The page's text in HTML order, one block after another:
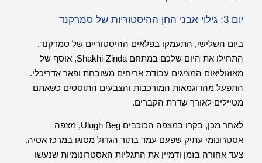
יום 3: גילוי אבני החן ההיסטוריות של סמרקנד
ביום השלישי, התעמקו בפלאים ההיסטוריים של סמרקנד.
התחילו את היום שלכם במתחם Shakhi-Zinda, אוסף של
מאוזוליאום המציגים עבודת אריחים משובחת ופאר אדריכלי.
התפעל מהדוגמאות המורכבות והצבעים התוססים כשאתם
מטיילים לאורך שדרת הקברים.
לאחר מכן, בקרו במצפה הכוכבים Ulugh Beg, מצפה
אסטרונומי עתיק שפעם עמד בתור הגדול מסוגו במרכז אסיה.
צעד אחורה בזמן ודמיין את התגליות האסטרונומיות שנעשו